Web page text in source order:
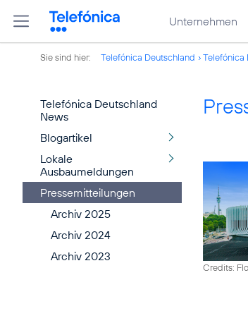
Unternehmen
Sie sind hier: Telefónica Deutschland Telefónica
Telefónica Deutschland
News
Blogartikel
Lokale
Ausbaumeldungen
Pressemitteilungen
Archiv 2025
Archiv 2024
Archiv 2023
Credits: